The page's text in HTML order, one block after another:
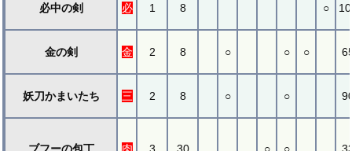
必中の剣 必 1 8 ○
金の剣 金 2 8 ○ ○ ○
妖刀かまいたち 三 2 8 ○ ○
ブフーの包丁 肉 3 30 ○ ○